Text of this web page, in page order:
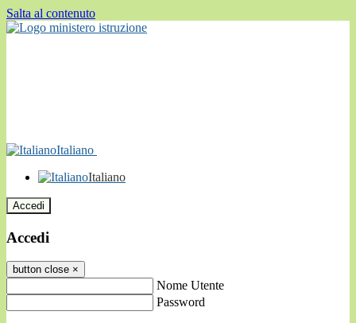
Salta al contenuto
Italiano
Italiano
Accedi
Accedi
button close ×
Nome Utente
Password